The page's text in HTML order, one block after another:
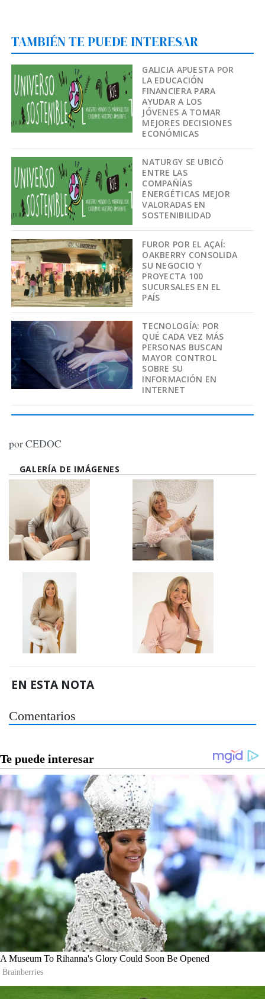
TAMBIÉN TE PUEDE INTERESAR
GALICIA APUESTA POR
LA EDUCACIÓN
FINANCIERA PARA
AYUDAR A LOS
JÓVENES A TOMAR
MEJORES DECISIONES
ECONÓMICAS
NATURGY SE UBICÓ
ENTRE LAS
COMPAÑÍAS
ENERGÉTICAS MEJOR
VALORADAS EN
SOSTENIBILIDAD
FUROR POR EL AÇAÍ:
OAKBERRY CONSOLIDA
SU NEGOCIO Y
PROYECTA 100
SUCURSALES EN EL
PAÍS
TECNOLOGÍA: POR
QUÉ CADA VEZ MÁS
PERSONAS BUSCAN
MAYOR CONTROL
SOBRE SU
INFORMACIÓN EN
INTERNET
por CEDOC
GALERÍA DE IMÁGENES
EN ESTA NOTA
Comentarios